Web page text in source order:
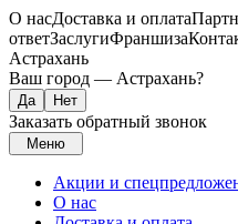
О насДоставка и оплата
ответЗаслугиФраншиза
Астрахань
Ваш город — Астрахань?
Заказать обратный звонок
Меню
Акции и
О нас